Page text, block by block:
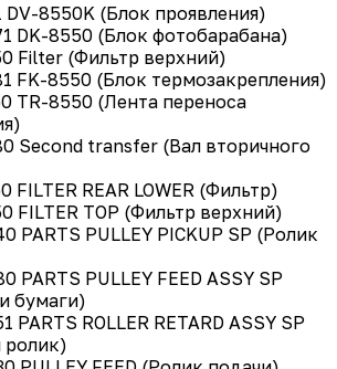
DV-8550K (Блок проявления)
DK-8550 (Блок фотобарабана)
Filter (Фильтр верхний)
FK-8550 (Блок термозакрепления)
TR-8550 (Лента переноса
Second transfer (Вал вторичного
FILTER REAR LOWER (Фильтр)
FILTER TOP (Фильтр верхний)
PARTS PULLEY PICKUP SP (Ролик
PARTS PULLEY FEED ASSY SP
бумаги)
PARTS ROLLER RETARD ASSY SP
ролик)